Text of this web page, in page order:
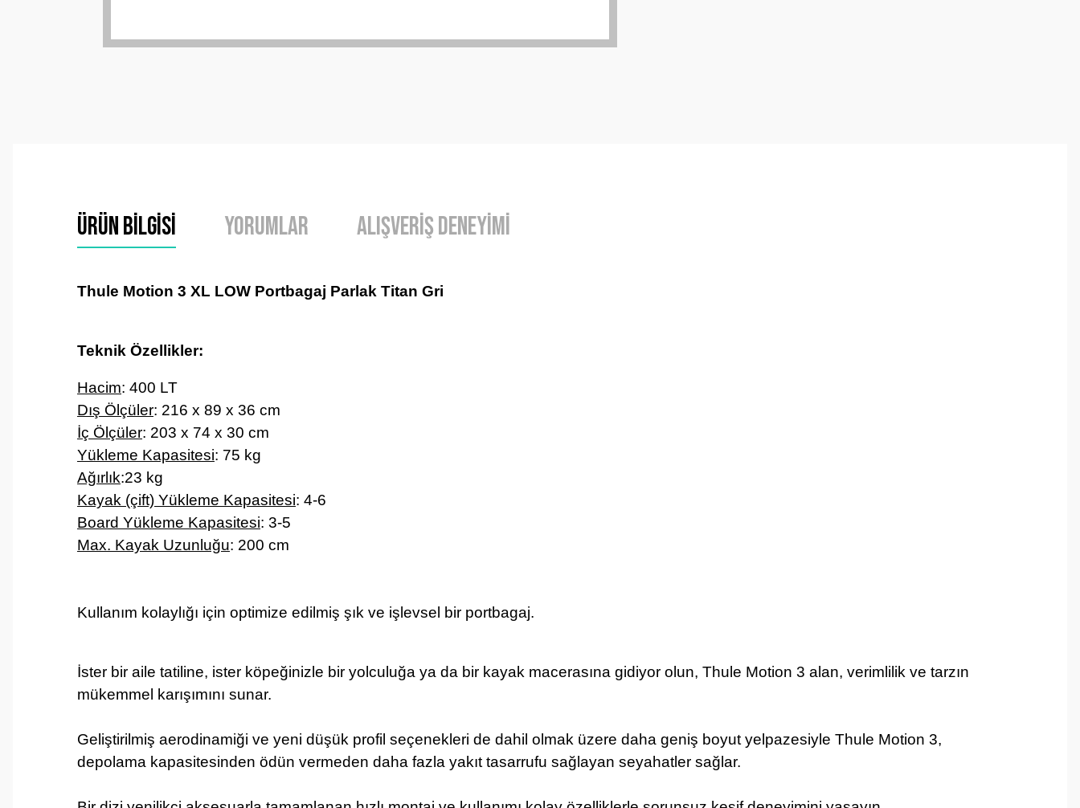
Ürün Bilgisi Yorumlar Alışveriş Deneyimi
Thule Motion 3 XL LOW Portbagaj Parlak Titan Gri
Teknik Özellikler:
Hacim: 400 LT
Dış Ölçüler: 216 x 89 x 36 cm
İç Ölçüler: 203 x 74 x 30 cm
Yükleme Kapasitesi: 75 kg
Ağırlık:23 kg
Kayak (çift) Yükleme Kapasitesi: 4-6
Board Yükleme Kapasitesi: 3-5
Max. Kayak Uzunluğu: 200 cm
Kullanım kolaylığı için optimize edilmiş şık ve işlevsel bir portbagaj.
İster bir aile tatiline, ister köpeğinizle bir yolculuğa ya da bir kayak macerasına gidiyor olun, Thule Motion 3 alan, verimlilik ve tarzın
mükemmel karışımını sunar.
Geliştirilmiş aerodinamiği ve yeni düşük profil seçenekleri de dahil olmak üzere daha geniş boyut yelpazesiyle Thule Motion 3,
depolama kapasitesinden ödün vermeden daha fazla yakıt tasarrufu sağlayan seyahatler sağlar.